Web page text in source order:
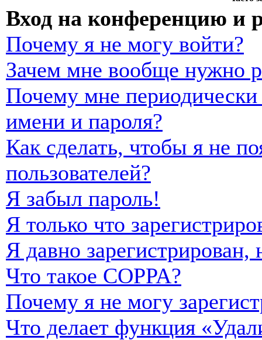
Вход на конференцию и
Почему я не могу войти?
Зачем мне вообще нужно
Почему мне периодически
имени и пароля?
Как сделать, чтобы я не
пользователей?
Я забыл пароль!
Я только что
Я давно
Что такое COPPA?
Почему я не могу
Что делает функция